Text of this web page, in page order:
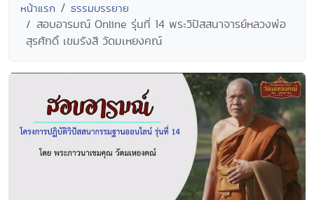
หน้าแรก ธรรมบรรยาย
สอบอารมณ์ Online รุ่นที่ 14 พระวิปัสสนาจารย์หลวงพ่อ
สุรศักดิ์ เขมรังสี วัดมเหยงคณ์